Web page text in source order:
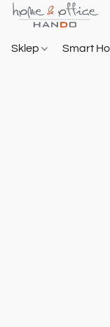
Sklep Smart